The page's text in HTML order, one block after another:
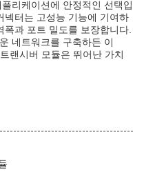
리케이션에 안정적인 선택입
넥터는 고성능 기능에 기여하
과 포트 밀도를 보장합니다.
네트워크를 구축하든 이
랜시버 모듈은 뛰어난 가치